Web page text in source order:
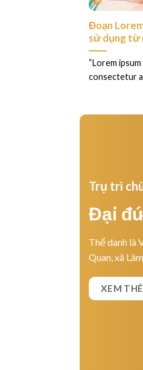
Đoạn
sử dụng từ
“Lorem
consectetur
Trụ trì
Đại
Thế danh là
Quan, xã
XEM